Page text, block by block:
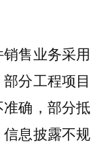
售业务采用
分工程项目
确，部分抵
息披露不规